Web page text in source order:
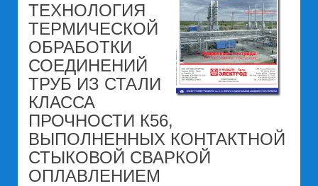
ТЕХНОЛОГИЯ
ТЕРМИЧЕСКОЙ
ОБРАБОТКИ
СОЕДИНЕНИЙ
ТРУБ ИЗ СТАЛИ
КЛАССА
ПРОЧНОСТИ К56,
ВЫПОЛНЕННЫХ КОНТАКТНОЙ
СТЫКОВОЙ СВАРКОЙ
ОПЛАВЛЕНИЕМ